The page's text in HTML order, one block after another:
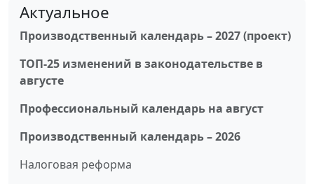
Актуальное
Производственный календарь – 2027 (проект)
ТОП-25 изменений в законодательстве в
августе
Профессиональный календарь на август
Производственный календарь – 2026
Налоговая реформа